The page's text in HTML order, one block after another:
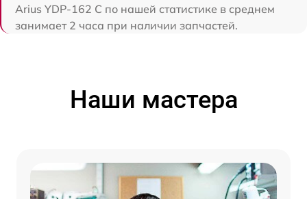
Arius YDP-162 C по нашей статистике в среднем
занимает 2 часа при наличии запчастей.
Наши мастера